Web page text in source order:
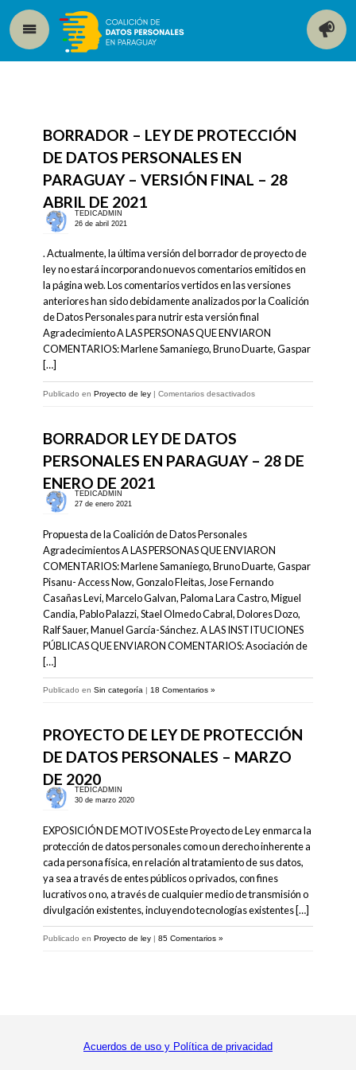
BORRADOR – LEY DE PROTECCIÓN
DE DATOS PERSONALES EN
PARAGUAY – VERSIÓN FINAL – 28
ABRIL DE 2021
TEDICADMIN
26 de abril 2021
. Actualmente, la última versión del borrador de proyecto de
ley no estará incorporando nuevos comentarios emitidos en
la página web. Los comentarios vertidos en las versiones
anteriores han sido debidamente analizados por la Coalición
de Datos Personales para nutrir esta versión final
Agradecimiento A LAS PERSONAS QUE ENVIARON
COMENTARIOS: Marlene Samaniego, Bruno Duarte, Gaspar
[…]
Publicado en Proyecto de ley| Comentarios desactivadosen
protección
Versión
–
28
abril
BORRADOR LEY DE DATOS
PERSONALES EN PARAGUAY – 28 DE
ENERO DE 2021
TEDICADMIN
27 de enero 2021
Propuesta de la Coalición de Datos Personales
Agradecimientos A LAS PERSONAS QUE ENVIARON
COMENTARIOS: Marlene Samaniego, Bruno Duarte, Gaspar
Pisanu- Access Now, Gonzalo Fleitas, Jose Fernando
Casañas Levi, Marcelo Galvan, Paloma Lara Castro, Miguel
Candia, Pablo Palazzi, Stael Olmedo Cabral, Dolores Dozo,
Ralf Sauer, Manuel García-Sánchez. A LAS INSTITUCIONES
PÚBLICAS QUE ENVIARON COMENTARIOS: Asociación de
[…]
Publicado en Sin categoría | 18 Comentarios »
PROYECTO DE LEY DE PROTECCIÓN
DE DATOS PERSONALES – MARZO
DE 2020
TEDICADMIN
30 de marzo 2020
EXPOSICIÓN DE MOTIVOS Este Proyecto de Ley enmarca la
protección de datos personales como un derecho inherente a
cada persona física, en relación al tratamiento de sus datos,
ya sea a través de entes públicos o privados, con fines
lucrativos o no, a través de cualquier medio de transmisión o
divulgación existentes, incluyendo tecnologías existentes […]
Publicado en Proyecto de ley| 85 Comentarios »
Acuerdos de uso y Política de privacidad